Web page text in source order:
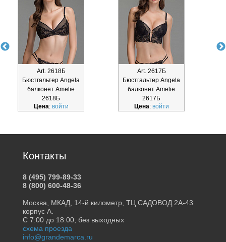
Art. 2618Б
Бюстгальтер Angela
балконет Amelie
2618Б
Цена: войти
Art. 2617Б
Бюстгальтер Angela
балконет Amelie
2617Б
Цена: войти
Контакты
8 (495) 799-89-33
8 (800) 600-48-36
Москва, МКАД, 14-й километр, ТЦ САДОВОД 2А-43
корпус А.
С 7:00 до 18:00, без выходных
схема проезда
info@grandemarca.ru